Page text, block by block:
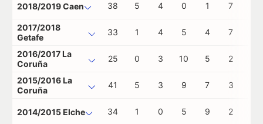
2018/2019 Caen 38 5 4 0 1 7
2017/2018
Getafe
33 1 4 5 4 7
2016/2017 La
Coruña
25 0 3 10 5 2
2015/2016 La
Coruña
41 5 3 9 7 3
2014/2015 Elche 34 1 0 5 9 2